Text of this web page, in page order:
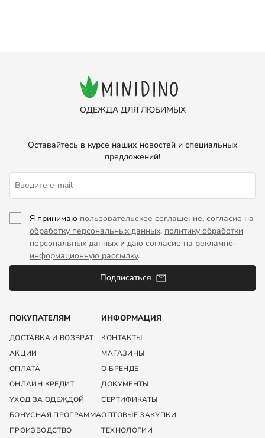
ОДЕЖДА ДЛЯ ЛЮБИМЫХ
ПОКУПАТЕЛЯМ
ДОСТАВКА И ВОЗВРАТ
АКЦИИ
ОПЛАТА
ОНЛАЙН КРЕДИТ
УХОД ЗА ОДЕЖДОЙ
БОНУСНАЯ ПРОГРАММА
ПРОИЗВОДСТВО
ИНФОРМАЦИЯ
КОНТАКТЫ
МАГАЗИНЫ
О БРЕНДЕ
ДОКУМЕНТЫ
СЕРТИФИКАТЫ
ОПТОВЫЕ ЗАКУПКИ
ТЕХНОЛОГИИ
Оставайтесь в курсе наших новостей и специальных
предложений!
Я принимаю пользовательское соглашение, согласие на
обработку персональных данных, политику обработки
персональных данных и даю согласие на рекламно-
информационную рассылку.
Подписаться